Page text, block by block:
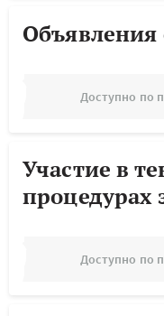
Объявления
Доступно по
Участие в
процедурах
Доступно по